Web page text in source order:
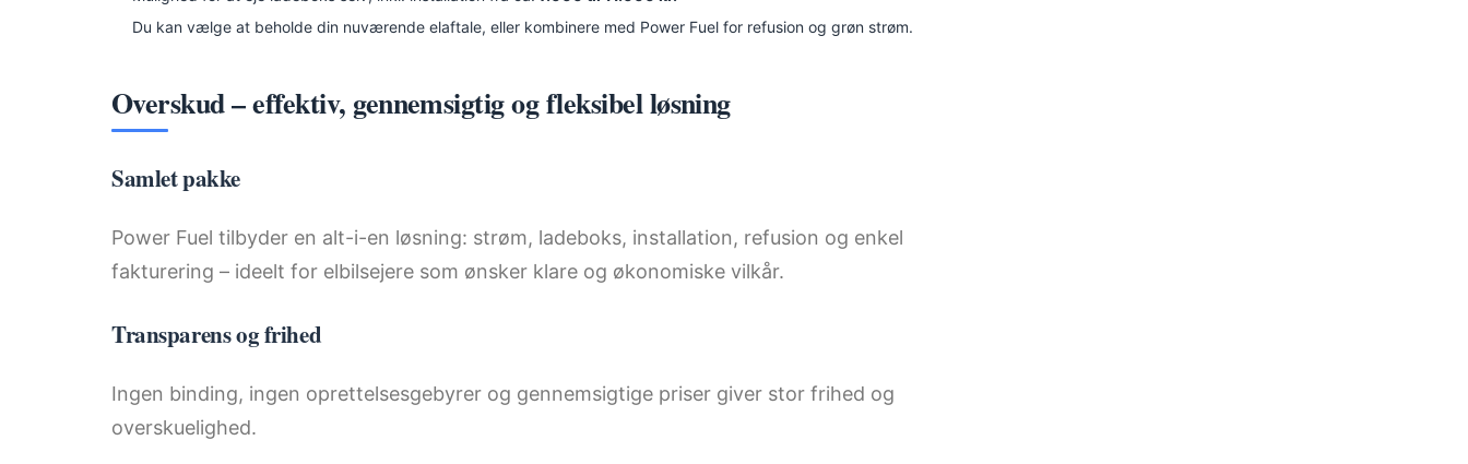
Du kan vælge at beholde din nuværende elaftale, eller kombinere med Power Fuel for refusion og grøn strøm.
Overskud – effektiv, gennemsigtig og fleksibel løsning
Samlet pakke
Power Fuel tilbyder en alt-i-en løsning: strøm, ladeboks, installation, refusion og enkel
fakturering – ideelt for elbilsejere som ønsker klare og økonomiske vilkår.
Transparens og frihed
Ingen binding, ingen oprettelsesgebyrer og gennemsigtige priser giver stor frihed og
overskuelighed.